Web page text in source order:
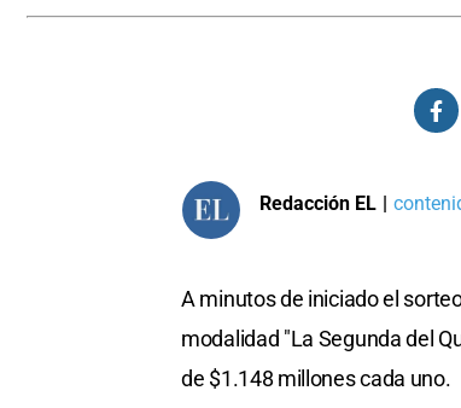
Redacción EL |
A minutos de iniciado el
modalidad "La Segunda del
de $1.148 millones cada uno.